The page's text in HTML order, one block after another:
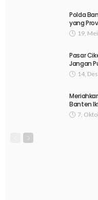
Polda
yang
19,
Pasar
Jangan
14,
Banten
7,